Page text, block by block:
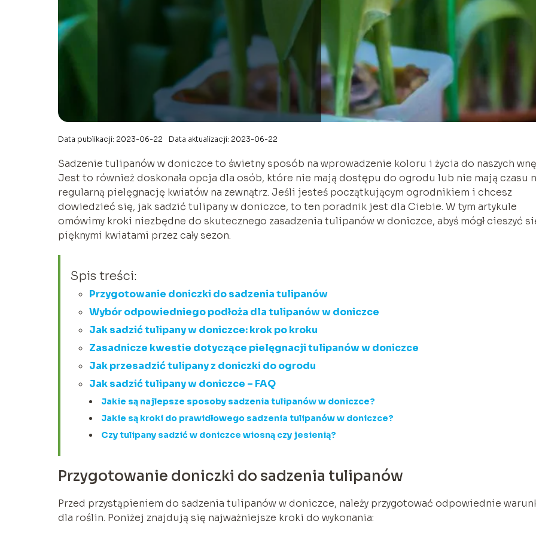
Data publikacji: 2023-06-22 Data aktualizacji: 2023-06-22
Sadzenie tulipanów w doniczce to świetny sposób na wprowadzenie koloru i życia do naszych
Jest to również doskonała opcja dla osób, które nie mają dostępu do ogrodu lub nie mają czasu
regularną pielęgnację kwiatów na zewnątrz. Jeśli jesteś początkującym ogrodnikiem i chcesz
dowiedzieć się, jak sadzić tulipany w doniczce, to ten poradnik jest dla Ciebie. W tym artykule
omówimy kroki niezbędne do skutecznego zasadzenia tulipanów w doniczce, abyś mógł cieszyć
pięknymi kwiatami przez cały sezon.
Spis treści:
Przygotowanie doniczki do sadzenia tulipanów
Wybór odpowiedniego podłoża dla tulipanów w doniczce
Jak sadzić tulipany w doniczce: krok po kroku
Zasadnicze kwestie dotyczące pielęgnacji tulipanów w doniczce
Jak przesadzić tulipany z doniczki do ogrodu
Jak sadzić tulipany w doniczce – FAQ
Jakie są najlepsze sposoby sadzenia tulipanów w doniczce?
Jakie są kroki do prawidłowego sadzenia tulipanów w doniczce?
Czy tulipany sadzić w doniczce wiosną czy jesienią?
Przygotowanie doniczki do sadzenia tulipanów
Przed przystąpieniem do sadzenia tulipanów w doniczce, należy przygotować odpowiednie
dla roślin. Poniżej znajdują się najważniejsze kroki do wykonania: